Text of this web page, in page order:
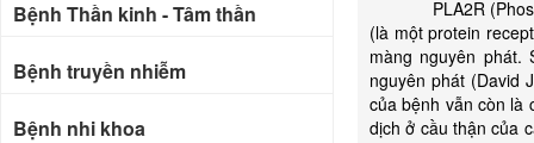
PLA2R
(là một protein
màng nguyên
nguyên phát (David
của bệnh vẫn còn là
dịch ở cầu thận của
Bệnh Thần kinh - Tâm thần
Bệnh truyền nhiễm
Bệnh nhi khoa